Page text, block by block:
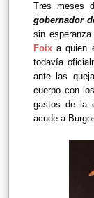
Tres meses
gobernador
sin
Foix a quien
todavía
ante las
cuerpo con
gastos de la
acude a